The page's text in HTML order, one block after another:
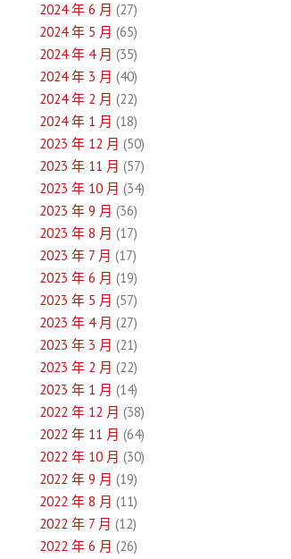
2024 年 6 月 (27)
2024 年 5 月 (65)
2024 年 4 月 (35)
2024 年 3 月 (40)
2024 年 2 月 (22)
2024 年 1 月 (18)
2023 年 12 月 (50)
2023 年 11 月 (57)
2023 年 10 月 (34)
2023 年 9 月 (36)
2023 年 8 月 (17)
2023 年 7 月 (17)
2023 年 6 月 (19)
2023 年 5 月 (57)
2023 年 4 月 (27)
2023 年 3 月 (21)
2023 年 2 月 (22)
2023 年 1 月 (14)
2022 年 12 月 (38)
2022 年 11 月 (64)
2022 年 10 月 (30)
2022 年 9 月 (19)
2022 年 8 月 (11)
2022 年 7 月 (12)
2022 年 6 月 (26)